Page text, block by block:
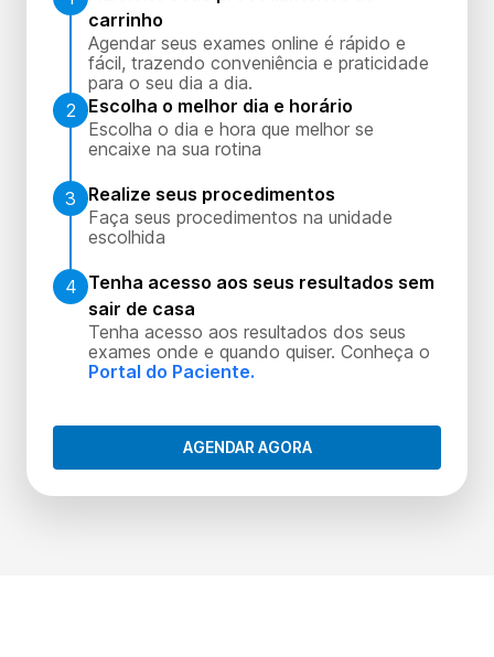
carrinho
Agendar seus exames online é rápido e
fácil, trazendo conveniência e praticidade
para o seu dia a dia.
2
Escolha o melhor dia e horário
Escolha o dia e hora que melhor se
encaixe na sua rotina
3
Realize seus procedimentos
Faça seus procedimentos na unidade
escolhida
4 Tenha acesso aos seus resultados sem
sair de casa
Tenha acesso aos resultados dos seus
exames onde e quando quiser. Conheça o
Portal do Paciente.
AGENDAR AGORA